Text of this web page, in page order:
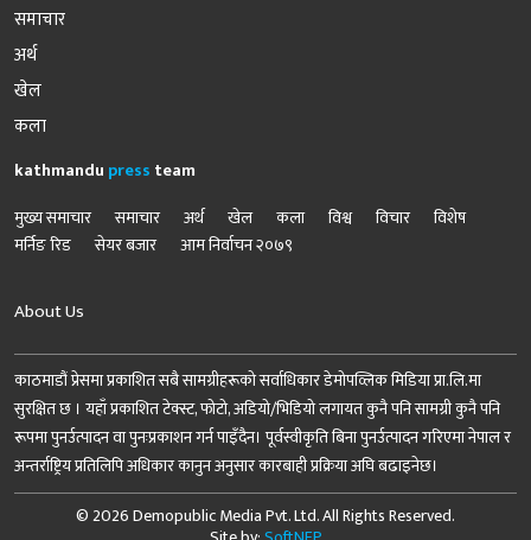
समाचार
अर्थ
खेल
कला
kathmandu press team
मुख्य समाचार
समाचार अर्थ खेल कला विश्व विचार
विशेष
मर्निङ रिड
सेयर बजार आम निर्वाचन २०७९
About Us
काठमाडौं प्रेसमा प्रकाशित सबै सामग्रीहरूको सर्वाधिकार डेमोपव्लिक मिडिया प्रा.लि.मा
सुरक्षित छ । यहाँ प्रकाशित टेक्स्ट, फोटो, अडियो/भिडियो लगायत कुनै पनि सामग्री कुनै पनि
रूपमा पुनर्उत्पादन वा पुनःप्रकाशन गर्न पाइँदैन। पूर्वस्वीकृति बिना पुनर्उत्पादन गरिएमा नेपाल र
अन्तर्राष्ट्रिय प्रतिलिपि अधिकार कानुन अनुसार कारबाही प्रक्रिया अघि बढाइनेछ।
© 2026 Demopublic Media Pvt. Ltd. All Rights Reserved.